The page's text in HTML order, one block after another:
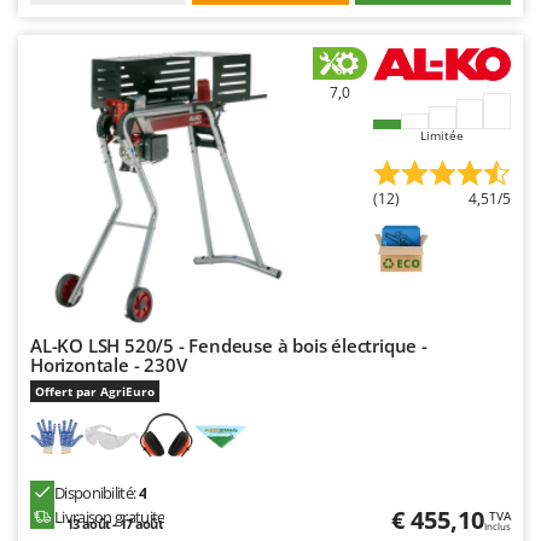
Mastercook
Masterpro
McCulloch
MCH
Michelin
Mille
Minox
Mockmill
More than chef
MOSA
MOVA
Mowox
MTD
7,0
Limitée
(12) 4,51/5
AL-KO LSH 520/5 - Fendeuse à bois électrique -
Horizontale - 230V
Offert par AgriEuro
Disponibilité:4
Livraison gratuite
13 août - 17 août € 455,10 TVA
Inclus